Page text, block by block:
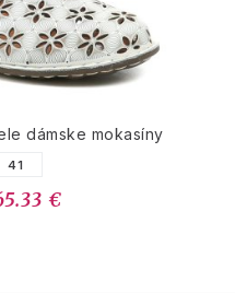
dámske mokasíny
41
€